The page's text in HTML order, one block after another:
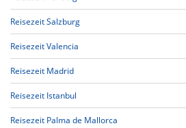
Reisezeit Salzburg
Reisezeit Valencia
Reisezeit Madrid
Reisezeit Istanbul
Reisezeit Palma de Mallorca